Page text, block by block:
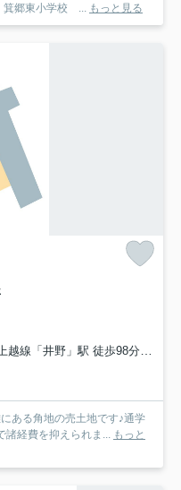
箕郷東小学校 ...
もっと見る
上越線「井野」駅 徒歩98分
ある角地の売土地です♪通学
経費を抑えられま...
もっと